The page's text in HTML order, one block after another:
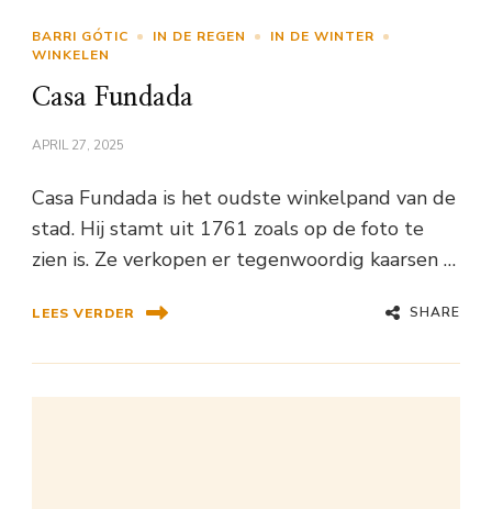
BARRI GÓTIC IN DE REGEN
IN DE WINTER
WINKELEN
Casa Fundada
APRIL 27, 2025
Casa Fundada is het oudste winkelpand van de
stad. Hij stamt uit 1761 zoals op de foto te
zien is. Ze verkopen er tegenwoordig kaarsen …
LEES VERDER SHARE